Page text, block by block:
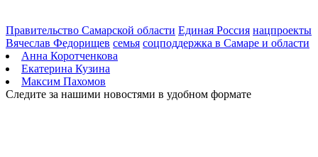
Правительство Самарской области Единая Россия нацпроекты
Вячеслав Федорищев семья соцподдержка в Самаре и области
Анна Коротченкова
Екатерина Кузина
Максим Пахомов
Следите за нашими новостями в удобном формате